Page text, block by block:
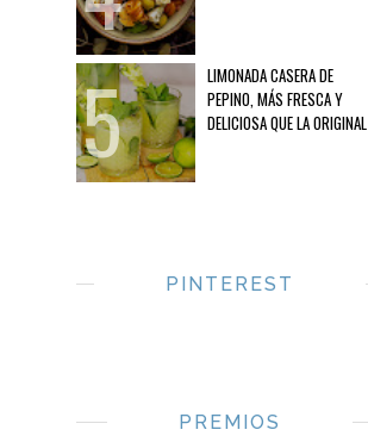
LIMONADA CASERA DE
PEPINO, MÁS FRESCA Y
DELICIOSA QUE LA ORIGINAL
PINTEREST
PREMIOS